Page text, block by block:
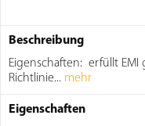
Beschreibung
Eigenschaften: erfüllt EMI
Richtlinie... mehr
Eigenschaften